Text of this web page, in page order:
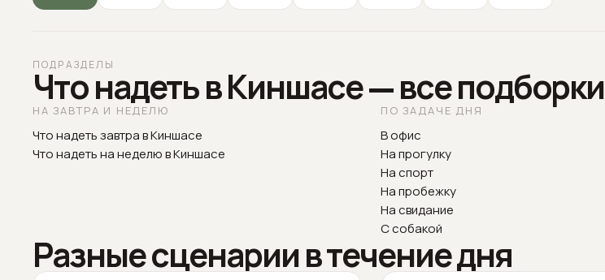
ПОДРАЗДЕЛЫ
Что надеть в Киншасе — все подборки
НА ЗАВТРА И НЕДЕЛЮ
Что надеть завтра в Киншасе
Что надеть на неделю в Киншасе
ПО ЗАДАЧЕ ДНЯ
В офис
На прогулку
На спорт
На пробежку
На свидание
С собакой
Разные сценарии в течение дня